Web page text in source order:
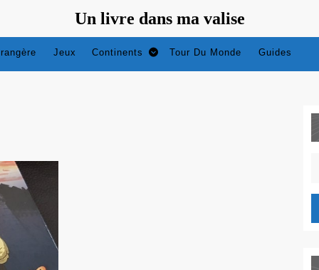
Un livre dans ma valise
Jeux Continents Tour Du Monde Guides